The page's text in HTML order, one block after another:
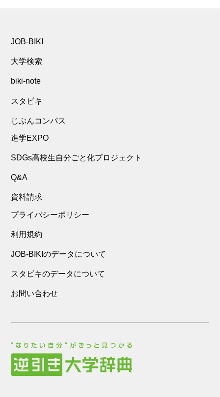
JOB-BIKI
大学検索
biki-note
スタビキ
じぶんコンパス
進学EXPO
SDGs高校生自分ごと化プロジェクト
Q&A
資料請求
プライバシーポリシー
利用規約
JOB-BIKIのデータについて
スタビキのデータについて
お問い合わせ